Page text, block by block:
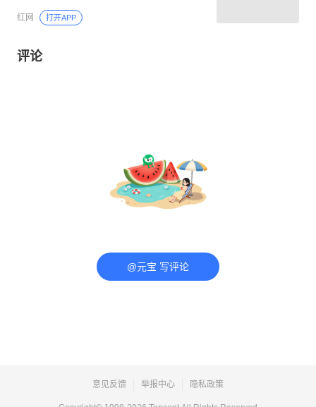
红网 打开APP
评论
@元宝 写评论
意见反馈 举报中心 隐私政策